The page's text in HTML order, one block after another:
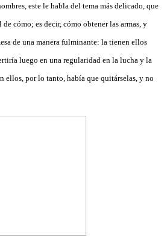
este le habla del tema más delicado, que
cómo; es decir, cómo obtener las armas, y
de una manera fulminante: la tienen ellos
luego en una regularidad en la lucha y la
ellos, por lo tanto, había que quitárselas, y no